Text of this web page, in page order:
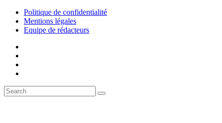
Politique de confidentialité
Mentions légales
Equipe de rédacteurs